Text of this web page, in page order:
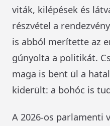
viták, kilépések és
részvétel a
is abból merítette az
gúnyolta a politikát.
maga is bent ül a
kiderült: a bohóc is
A 2026-os parlamenti